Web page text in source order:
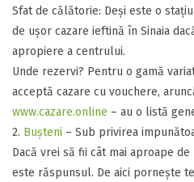
​Sfat de călătorie: Deși este o
de ușor cazare ieftină în Sinaia
apropiere a centrului.
​Unde rezervi? Pentru o gamă
acceptă cazare cu vouchere,
www.cazare.online – au o listă
​2. Bușteni – Sub privirea
​Dacă vrei să fii cât mai aproape
este răspunsul. De aici pornește